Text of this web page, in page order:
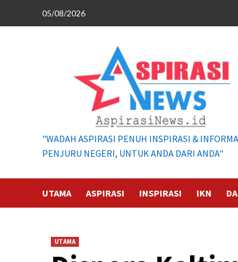
05/08/2026
"WADAH ASPIRASI PENUH INSPIRASI &
PENJURU NEGERI, UNTUK ANDA DARI ANDA"
UTAMA ASPIRASI INSPIRASI IKN
UTAMA